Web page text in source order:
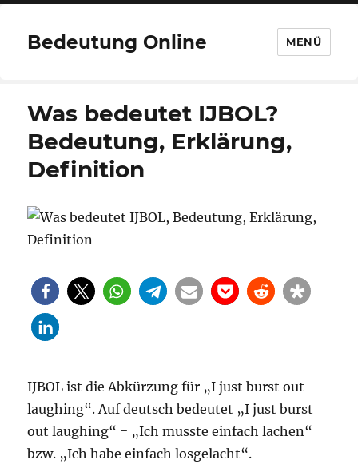
Bedeutung Online MENÜ
Was bedeutet IJBOL?
Bedeutung, Erklärung,
Definition
IJBOL ist die Abkürzung für „I just burst out
laughing“. Auf deutsch bedeutet „I just burst
out laughing“ = „Ich musste einfach lachen“
bzw. „Ich habe einfach losgelacht“.